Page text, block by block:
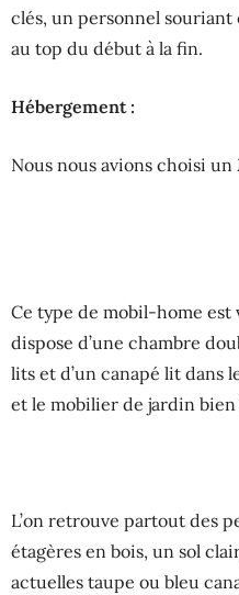
clés, un personnel souriant
au top du début à la fin.
Hébergement :
Nous nous avions choisi un
Ce type de mobil-home est
dispose d’une chambre
lits et d’un canapé lit dans
et le mobilier de jardin
L’on retrouve partout des
étagères en bois, un sol
actuelles taupe ou bleu